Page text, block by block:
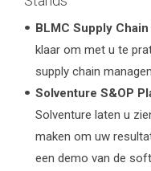
BLMC Supply
klaar om met u te
supply chain
Solventure S&OP
Solventure laten u
maken om uw
een demo van de